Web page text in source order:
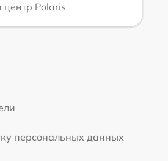
Polaris
персональных данных